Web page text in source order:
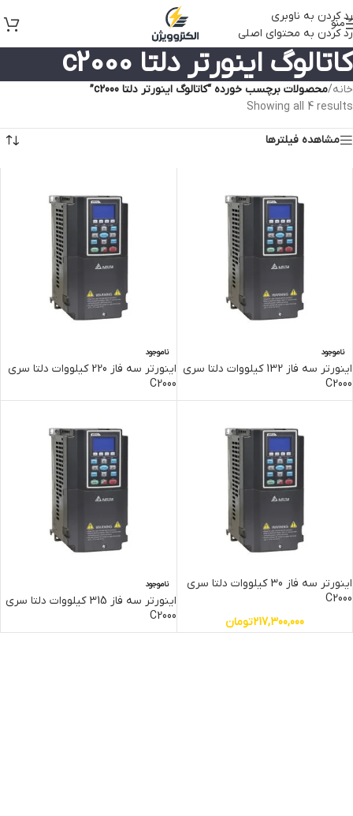
رد کردن به ناوبری
رد کردن به محتوای اصلی
منو
کاتالوگ اینورتر دلتا c2000
خانه/محصولات برچسب خورده “کاتالوگ اینورتر دلتا c2000”
Showing all 4 results
مشاهده فیلترها
ناموجود
اینورتر سه فاز 132 کیلووات دلتا سری
C2000
ناموجود
اینورتر سه فاز 220 کیلووات دلتا سری
C2000
اینورتر سه فاز 30 کیلووات دلتا سری
C2000
217,300,000تومان
ناموجود
اینورتر سه فاز 315 کیلووات دلتا سری
C2000